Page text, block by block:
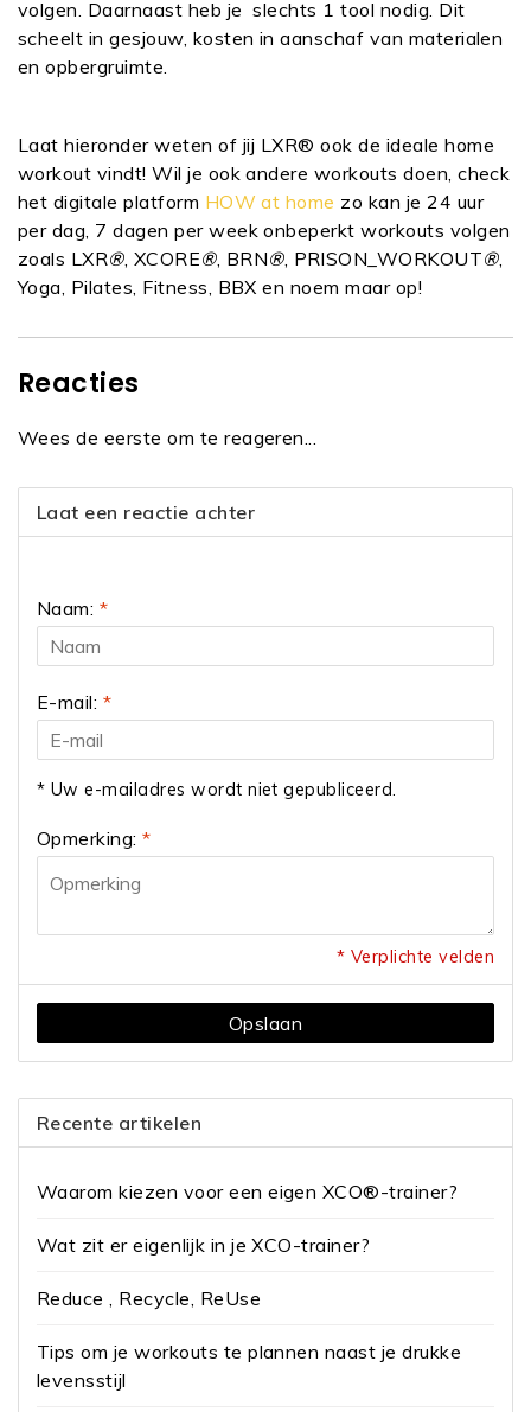
volgen. Daarnaast heb je slechts 1 tool nodig. Dit
scheelt in gesjouw, kosten in aanschaf van materialen
en opbergruimte.
Laat hieronder weten of jij LXR® ook de ideale home
workout vindt! Wil je ook andere workouts doen, check
het digitale platform HOW at home zo kan je 24 uur
per dag, 7 dagen per week onbeperkt workouts volgen
zoals LXR®, XCORE®, BRN®, PRISON_WORKOUT®,
Yoga, Pilates, Fitness, BBX en noem maar op!
Reacties
Wees de eerste om te reageren...
Laat een reactie achter
Naam: *
E-mail: *
* Uw e-mailadres wordt niet gepubliceerd.
Opmerking:*
* Verplichte velden
Opslaan
Recente artikelen
Waarom kiezen voor een eigen XCO®-trainer?
Wat zit er eigenlijk in je XCO-trainer?
Reduce , Recycle, ReUse
Tips om je workouts te plannen naast je drukke
levensstijl